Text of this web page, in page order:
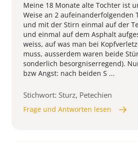
Meine 18 Monate alte Tochter ist
Weise an 2 aufeinanderfolgenden
und mit der Stirn einmal auf der
und einmal auf dem Asphalt
weiss, auf was man bei
muss, ausserdem waren beide
sonderlich besorgniserregend).
bzw Angst: nach beiden S ...
Stichwort: Sturz, Petechien
Frage und Antworten lesen